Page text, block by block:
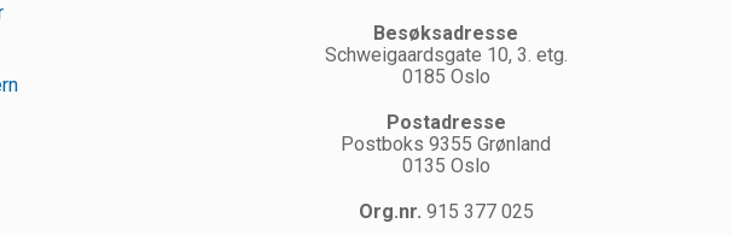
Besøksadresse
Schweigaardsgate 10, 3. etg.
0185 Oslo
Postadresse
Postboks 9355 Grønland
0135 Oslo
Org.nr. 915 377 025